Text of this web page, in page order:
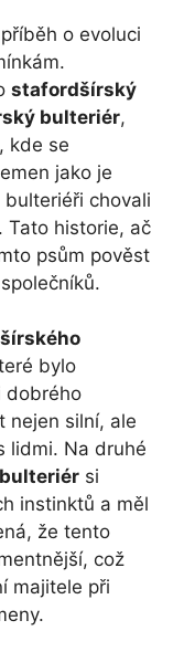
o evoluci
stafordšírský
bulteriér,
kde se
jako je
chovali
Tato historie, ač
psům pověst
bylo
dobrého
nejen silní, ale
lidmi. Na druhé
si
instinktů a měl
že tento
což
majitele při